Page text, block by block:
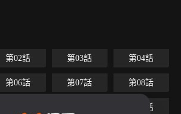
第02話 第03話 第04話
第06話 第07話 第08話
第12話